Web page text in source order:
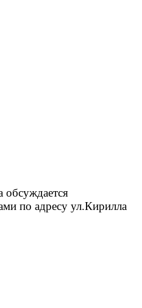
обсуждается
по адресу ул.Кирилла